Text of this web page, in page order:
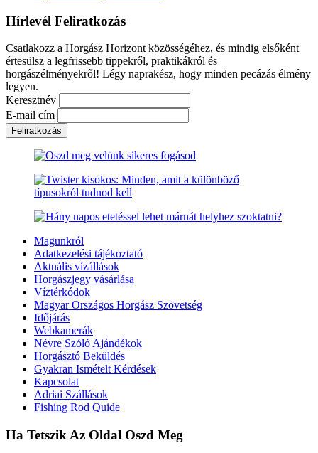
Hírlevél Feliratkozás
Csatlakozz a Horgász Horizont közösségéhez, és mindig elsőként
értesülsz a legfrissebb tippekről, praktikákról és
horgászélményekről! Légy naprakész, hogy minden pecázás élmény
legyen.
Keresztnév
E-mail cím
Magunkról
Adatkezelési tájékoztató
Aktuális vízállások
Horgászjegy vásárlása
Víztérkódok
Magyar Országos Horgász Szövetség
Időjárás
Webkamerák
Névre Szóló Ajándékok
Horgásztó Beküldés
Gyakran Ismételt Kérdések
Kapcsolat
Adriai Szállások
Fishing Rod Quide
Ha Tetszik Az Oldal Oszd Meg